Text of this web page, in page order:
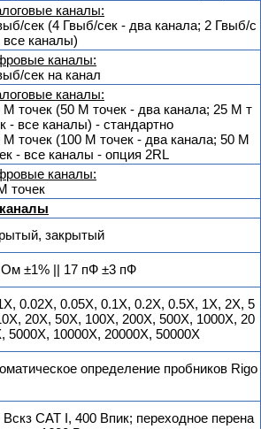
каналы:
сек (4 Гвыб/сек - два канала; 2 Гвыб/с
все каналы)
каналы:
сек на канал
каналы:
М точек (50 М точек - два канала; 25 М т
- все каналы) - стандартно
М точек (100 М точек - два канала; 50 М
- все каналы - опция 2RL
каналы:
точек
закрытый
±1% || 17 пФ ±3 пФ
0.02X, 0.05X, 0.1X, 0.2X, 0.5X, 1X, 2X, 5
20X, 50X, 100X, 200X, 500X, 1000X, 20
5000X, 10000X, 20000X, 50000X
определение пробников Rigo
Вскз CAT I, 400 Впик; переходное перена